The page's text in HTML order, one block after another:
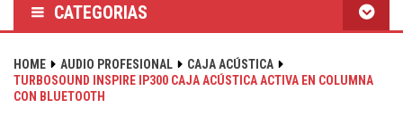
CATEGORIAS
HOME AUDIO PROFESIONAL
CAJA ACÚSTICA
TURBOSOUND INSPIRE IP300 CAJA ACÚSTICA ACTIVA EN COLUMNA
CON BLUETOOTH